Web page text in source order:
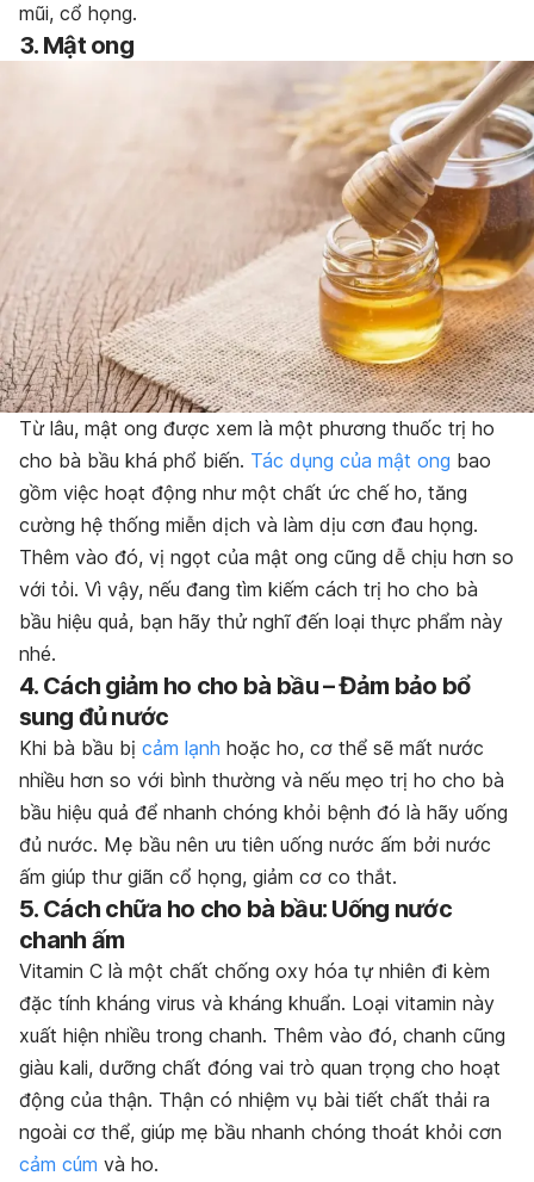
mũi, cổ họng.
3. Mật ong
Từ lâu, mật ong được xem là một phương thuốc trị ho
cho bà bầu khá phổ biến. Tác dụng của mật ong bao
gồm việc hoạt động như một chất ức chế ho, tăng
cường hệ thống miễn dịch và làm dịu cơn đau họng.
Thêm vào đó, vị ngọt của mật ong cũng dễ chịu hơn so
với tỏi. Vì vậy, nếu đang tìm kiếm cách trị ho cho bà
bầu hiệu quả, bạn hãy thử nghĩ đến loại thực phẩm này
nhé.
4. Cách giảm ho cho bà bầu – Đảm bảo bổ
sung đủ nước
Khi bà bầu bị cảm lạnh hoặc ho, cơ thể sẽ mất nước
nhiều hơn so với bình thường và nếu mẹo trị ho cho bà
bầu hiệu quả để nhanh chóng khỏi bệnh đó là hãy uống
đủ nước. Mẹ bầu nên ưu tiên uống nước ấm bởi nước
ấm giúp thư giãn cổ họng, giảm cơ co thắt.
5. Cách chữa ho cho bà bầu: Uống nước
chanh ấm
Vitamin C là một chất chống oxy hóa tự nhiên đi kèm
đặc tính kháng virus và kháng khuẩn. Loại vitamin này
xuất hiện nhiều trong chanh. Thêm vào đó, chanh cũng
giàu kali, dưỡng chất đóng vai trò quan trọng cho hoạt
động của thận. Thận có nhiệm vụ bài tiết chất thải ra
ngoài cơ thể, giúp mẹ bầu nhanh chóng thoát khỏi cơn
cảm cúm và ho.